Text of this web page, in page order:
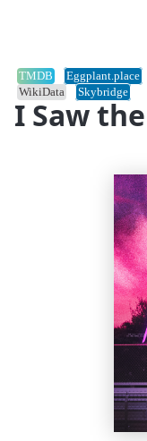
I Saw
TMDB Eggplant.place
WikiData
Skybridge